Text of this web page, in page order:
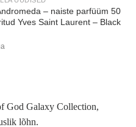
– naiste parfüüm 50
Yves Saint Laurent – Black